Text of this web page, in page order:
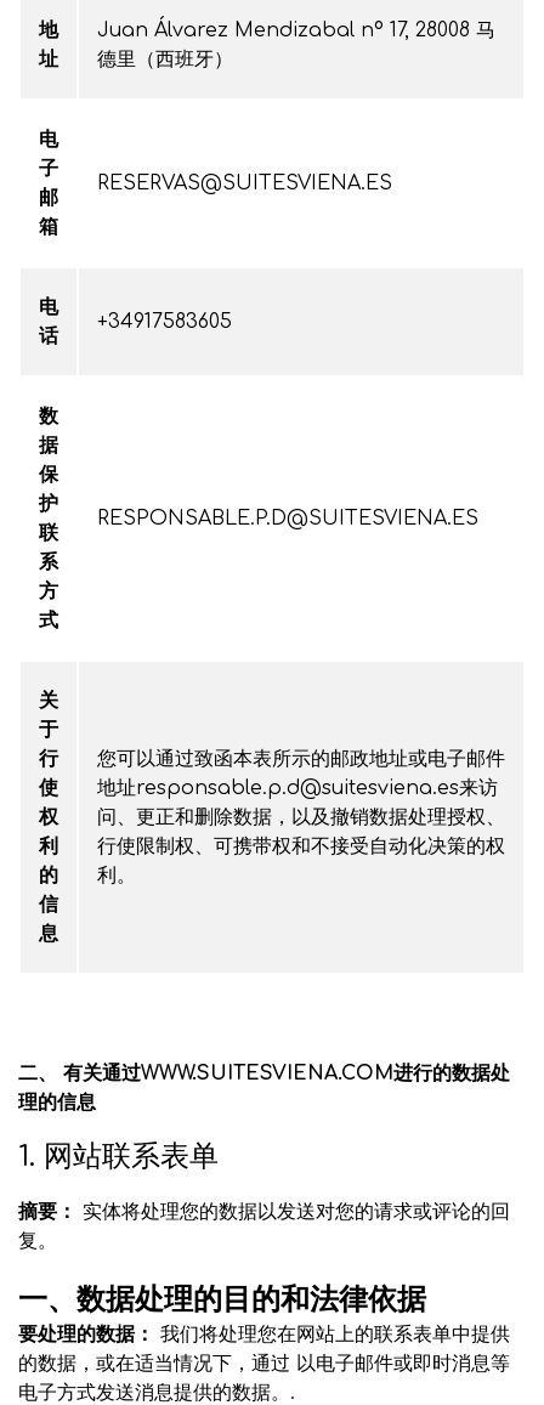
地
址
Juan Álvarez Mendizabal nº 17, 28008 马
德里（西班牙）
电
子
邮
箱
RESERVAS@SUITESVIENA.ES
电
话
+34917583605
数
据
保
护
联
系
方
式
RESPONSABLE.P.D@SUITESVIENA.ES
关
于
行
使
权
利
的
信
息
您可以通过致函本表所示的邮政地址或电子邮件
地址responsable.p.d@suitesviena.es来访
问、更正和删除数据，以及撤销数据处理授权、
行使限制权、可携带权和不接受自动化决策的权
利。
二、 有关通过WWW.SUITESVIENA.COM进行的数据处
理的信息
1. 网站联系表单
摘要：
实体将处理您的数据以发送对您的请求或评论的回
复。
一、数据处理的目的和法律依据
要处理的数据： 我们将处理您在网站上的联系表单中提供
的数据，或在适当情况下，通过 以电子邮件或即时消息等
电子方式发送消息提供的数据。.